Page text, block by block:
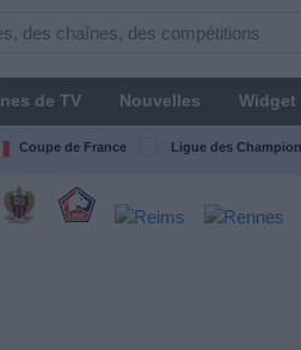
de TV Nouvelles Widget
Coupe de France Ligue des